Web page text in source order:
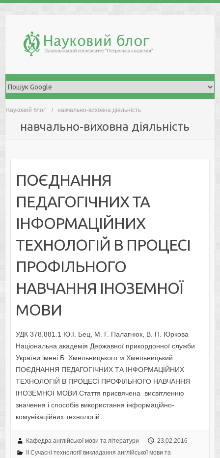
Науковий блоґ навчально-виховна діяльність
навчально-виховна діяльність
ПОЄДНАННЯ
ПЕДАГОГІЧНИХ ТА
ІНФОРМАЦІЙНИХ
ТЕХНОЛОГІЙ В ПРОЦЕСІ
ПРОФІЛЬНОГО
НАВЧАННЯ ІНОЗЕМНОЇ
МОВИ
УДК 378.881.1 Ю.І. Бец, М. Г. Палагнюк, В. П. Юркова
Національна академія Державної прикордонної служби
України імені Б. Хмельницького м.Хмельницький
ПОЄДНАННЯ ПЕДАГОГІЧНИХ ТА ІНФОРМАЦІЙНИХ
ТЕХНОЛОГІЙ В ПРОЦЕСІ ПРОФІЛЬНОГО НАВЧАННЯ
ІНОЗЕМНОЇ МОВИ Стаття присвячена висвітленню
значення і способів використання інформаційно-
комунікаційних технологій…
Кафедра англійської мови та літератури
23.02.2016
II Cучасні технології викладання англійської мови та